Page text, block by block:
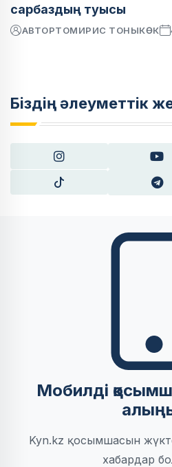
сарбаздың туысы
АВТОРТОМИРИС ТОНЫКӨК
Біздің әлеуметтік
Мобилді
Kyn.kz қосымшасын
хабардар